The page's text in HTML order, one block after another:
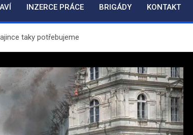
INZERCE PRÁCE BRIGÁDY KONTAKT
taky potřebujeme